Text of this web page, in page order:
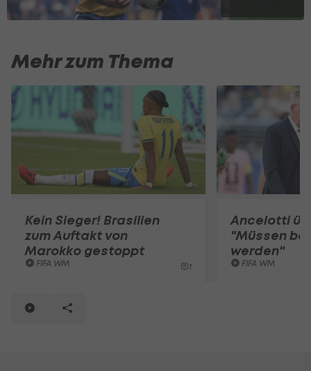
Mehr zum Thema
Kein Sieger! Brasilien
zum Auftakt von
Marokko gestoppt
FIFA WM 1
Ancelotti
"Müssen
werden"
FIFA WM